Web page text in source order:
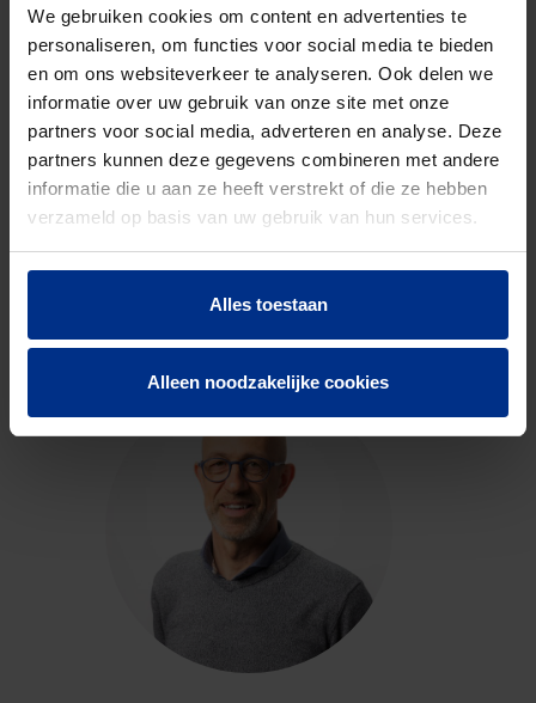
We gebruiken cookies om content en advertenties te
personaliseren, om functies voor social media te bieden
en om ons websiteverkeer te analyseren. Ook delen we
informatie over uw gebruik van onze site met onze
partners voor social media, adverteren en analyse. Deze
partners kunnen deze gegevens combineren met andere
informatie die u aan ze heeft verstrekt of die ze hebben
verzameld op basis van uw gebruik van hun services.
Alles toestaan
Alleen noodzakelijke cookies
DOWNLOADS
CONTACTEER ONS
Neem contact op met onze experts voor meer
informatie.